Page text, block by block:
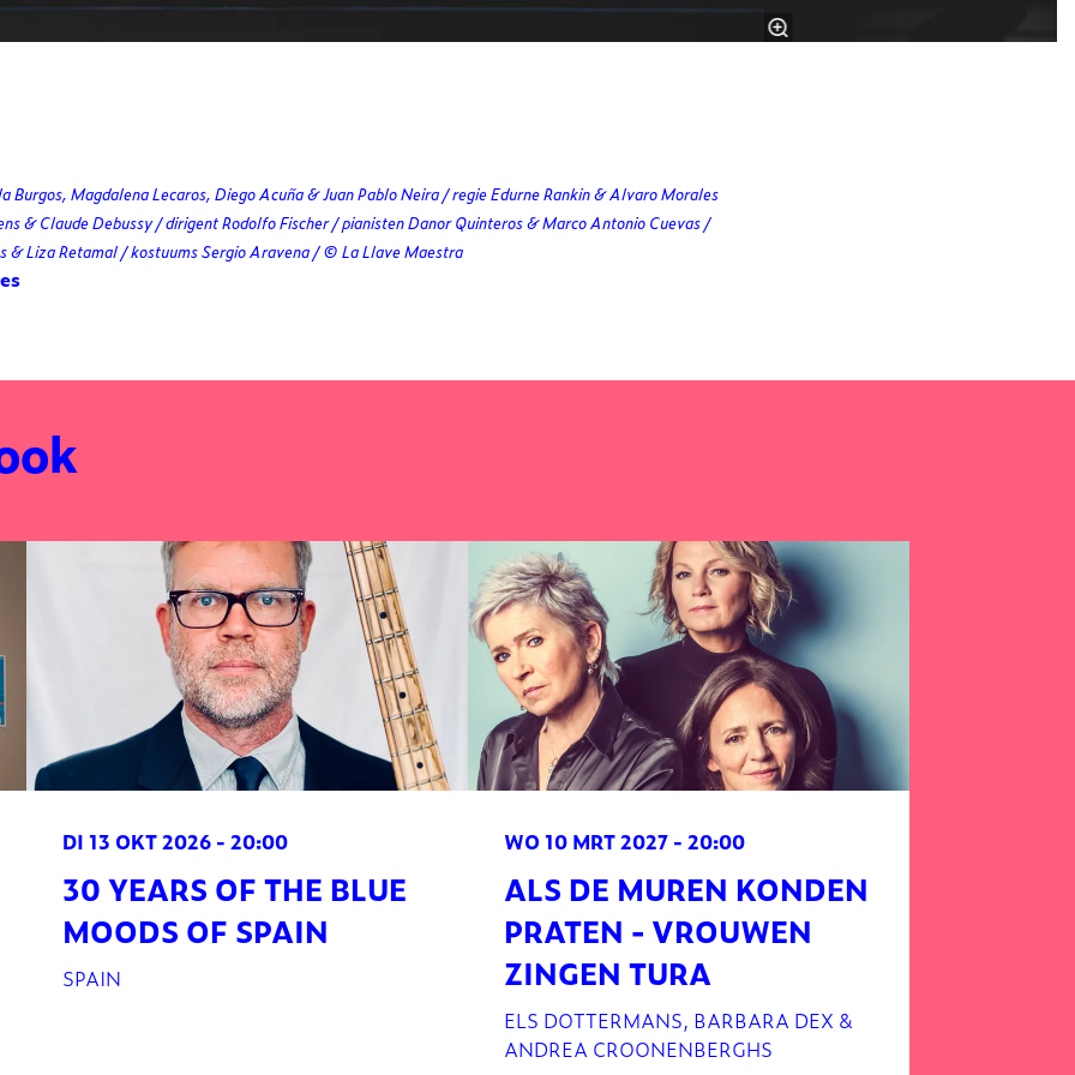
Burgos, Magdalena Lecaros, Diego Acuña & Juan Pablo Neira / regie Edurne Rankin & Alvaro Morales
& Claude Debussy / dirigent Rodolfo Fischer / pianisten Danor Quinteros & Marco Antonio Cuevas /
& Liza Retamal / kostuums Sergio Aravena / © La Llave Maestra
30 YEARS OF THE BLUE
MOODS OF SPAIN
SPAIN
DI 13 OKT 2026 - 20:00
ALS DE MUREN KONDEN
PRATEN - VROUWEN
ZINGEN TURA
ELS DOTTERMANS, BARBARA DEX &
ANDREA CROONENBERGHS
WO 10 MRT 2027 - 20:00